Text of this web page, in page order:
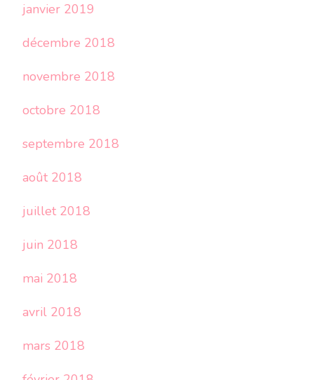
janvier 2019
décembre 2018
novembre 2018
octobre 2018
septembre 2018
août 2018
juillet 2018
juin 2018
mai 2018
avril 2018
mars 2018